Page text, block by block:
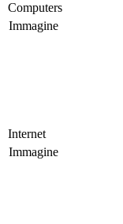
Computers
Immagine
Internet
Immagine